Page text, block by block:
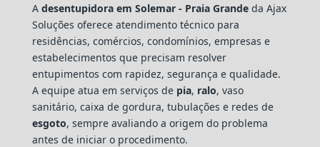
A desentupidora em Solemar - Praia Grandeda Ajax
Soluções oferece atendimento técnico para
residências, comércios, condomínios, empresas e
estabelecimentos que precisam resolver
entupimentos com rapidez, segurança e qualidade.
A equipe atua em serviços de pia, ralo, vaso
sanitário, caixa de gordura, tubulações e redes de
esgoto, sempre avaliando a origem do problema
antes de iniciar o procedimento.